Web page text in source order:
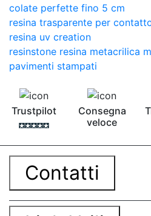
colate perfette fino 5 cm
resina trasparente per
resina uv creation
resinstone resina metacrilica
pavimenti stampati
Trustpilot
Consegna
veloce
Contatti